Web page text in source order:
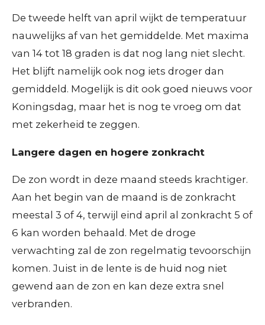
De tweede helft van april wijkt de temperatuur
nauwelijks af van het gemiddelde. Met maxima
van 14 tot 18 graden is dat nog lang niet slecht.
Het blijft namelijk ook nog iets droger dan
gemiddeld. Mogelijk is dit ook goed nieuws voor
Koningsdag, maar het is nog te vroeg om dat
met zekerheid te zeggen.
Langere dagen en hogere zonkracht
De zon wordt in deze maand steeds krachtiger.
Aan het begin van de maand is de zonkracht
meestal 3 of 4, terwijl eind april al zonkracht 5 of
6 kan worden behaald. Met de droge
verwachting zal de zon regelmatig tevoorschijn
komen. Juist in de lente is de huid nog niet
gewend aan de zon en kan deze extra snel
verbranden.